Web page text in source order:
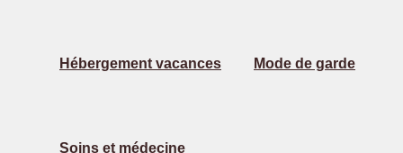
Hébergement vacances Mode de garde
Soins et médecine